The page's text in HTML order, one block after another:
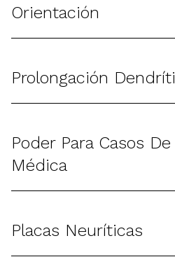
Orientación
Prolongación
Poder Para Casos
Médica
Placas Neuríticas